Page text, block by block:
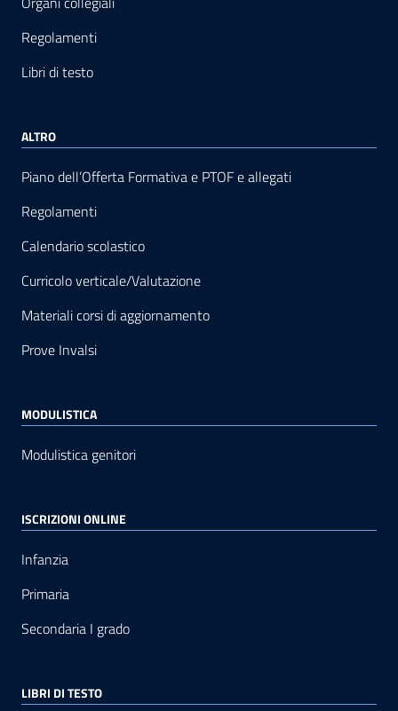
Regolamenti
Libri di testo
ALTRO
Piano dell’Offerta Formativa e PTOF e allegati
Regolamenti
Calendario scolastico
Curricolo verticale/Valutazione
Materiali corsi di aggiornamento
Prove Invalsi
MODULISTICA
Modulistica genitori
ISCRIZIONI ONLINE
Infanzia
Primaria
Secondaria I grado
LIBRI DI TESTO